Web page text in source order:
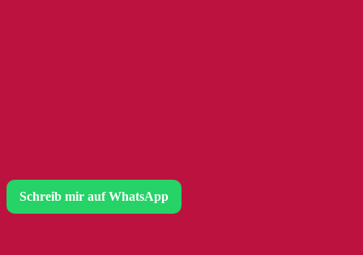
Schreib mir auf WhatsApp